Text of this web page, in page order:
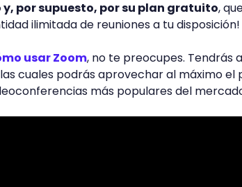
por supuesto, por su plan gratuito,
ilimitada de reuniones a tu disposición!
usar Zoom, no te preocupes. Tendrás
cuales podrás aprovechar al máximo el
más populares del